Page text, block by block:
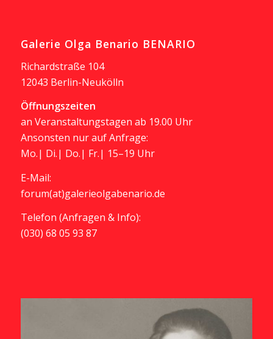
Galerie Olga Benario BENARIO
Richardstraße 104
12043 Berlin-Neukölln
Öffnungszeiten
an Veranstaltungstagen ab 19.00 Uhr
Ansonsten nur auf Anfrage:
Mo.| Di.| Do.| Fr.| 15–19 Uhr
E-Mail:
forum(at)galerieolgabenario.de
Telefon (Anfragen & Info):
(030) 68 05 93 87